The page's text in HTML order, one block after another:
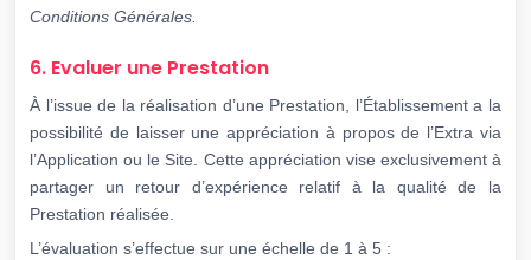
Conditions Générales.
6. Evaluer une Prestation
À l’issue de la réalisation d’une Prestation, l’Établissement a la
possibilité de laisser une appréciation à propos de l’Extra via
l’Application ou le Site. Cette appréciation vise exclusivement à
partager un retour d’expérience relatif à la qualité de la
Prestation réalisée.
L’évaluation s’effectue sur une échelle de 1 à 5 :